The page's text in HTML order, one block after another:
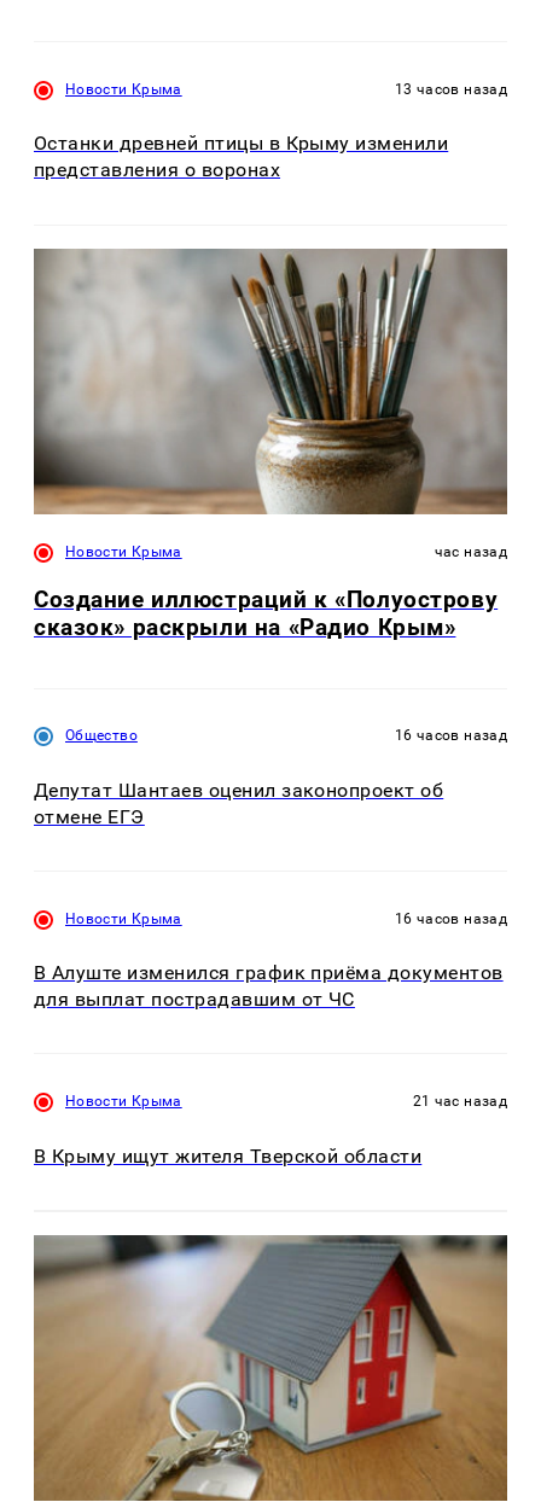
Новости Крыма 13 часов назад
Останки древней птицы в Крыму изменили
представления о воронах
Новости Крыма час назад
Создание иллюстраций к «Полуострову
сказок» раскрыли на «Радио Крым»
Общество 16 часов назад
Депутат Шантаев оценил законопроект об
отмене ЕГЭ
Новости Крыма 16 часов назад
В Алуште изменился график приёма документов
для выплат пострадавшим от ЧС
Новости Крыма 21 час назад
В Крыму ищут жителя Тверской области